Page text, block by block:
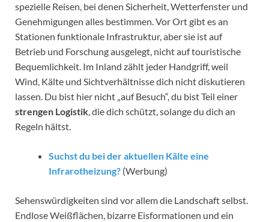
spezielle Reisen, bei denen Sicherheit, Wetterfenster und
Genehmigungen alles bestimmen. Vor Ort gibt es an
Stationen funktionale Infrastruktur, aber sie ist auf
Betrieb und Forschung ausgelegt, nicht auf touristische
Bequemlichkeit. Im Inland zählt jeder Handgriff, weil
Wind, Kälte und Sichtverhältnisse dich nicht diskutieren
lassen. Du bist hier nicht „auf Besuch“, du bist Teil einer
strengen Logistik, die dich schützt, solange du dich an
Regeln hältst.
Suchst du bei der aktuellen Kälte eine
Infrarotheizung? (Werbung)
Sehenswürdigkeiten sind vor allem die Landschaft selbst.
Endlose Weißflächen, bizarre Eisformationen und ein